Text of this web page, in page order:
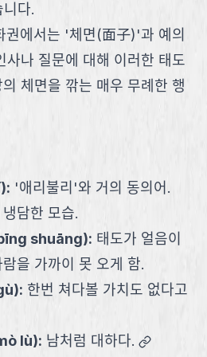
다.
권에서는 '체면(面子)'과 예의
사나 질문에 대해 이러한 태도
체면을 깎는 매우 무례한 행
): '애리불리'와 거의 동의어.
담한 모습.
shuāng): 태도가 얼음이
을 가까이 못 오게 함.
): 한번 쳐다볼 가치도 없다고
lù): 남처럼 대하다.
link